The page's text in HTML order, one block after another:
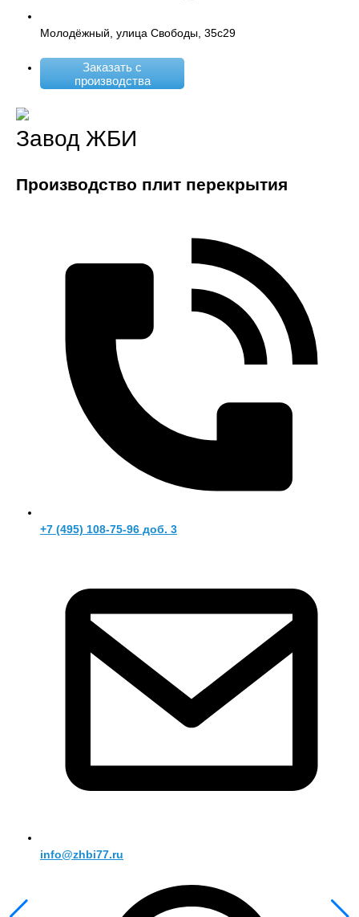
Молодёжный, улица Свободы, 35с29
Заказать с
производства
Завод ЖБИ
Производство плит перекрытия
+7 (495) 108-75-96 доб. 3
info@zhbi77.ru